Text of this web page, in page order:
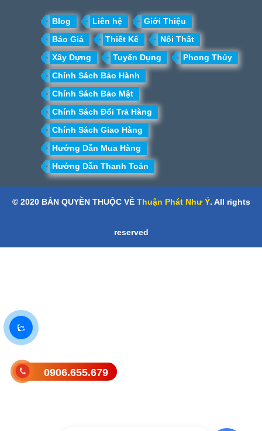
Blog Liên hệ
Giới Thiệu
Báo Giá
Thiết Kế
Nội Thất
Xây Dựng
Tuyển Dụng
Phong Thủy
Chính Sách Bảo Hành
Chính Sách Bảo Mật
Chính Sách Đổi Trả Hàng
Chính Sách Giao Hàng
Hướng Dẫn Mua Hàng
Hướng Dẫn Thanh Toán
0906.655.679
© 2020 BẢN QUYỀN THUỘC VỀ Thuận Phát Như Ý. All rights
reserved